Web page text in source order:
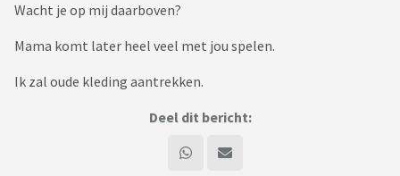
Wacht je op mij daarboven?
Mama komt later heel veel met jou spelen.
Ik zal oude kleding aantrekken.
Deel dit bericht: